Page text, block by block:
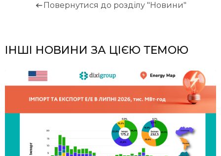
Повернутися до розділу "Новини"
ІНШІ НОВИНИ ЗА ЦІЄЮ ТЕМОЮ